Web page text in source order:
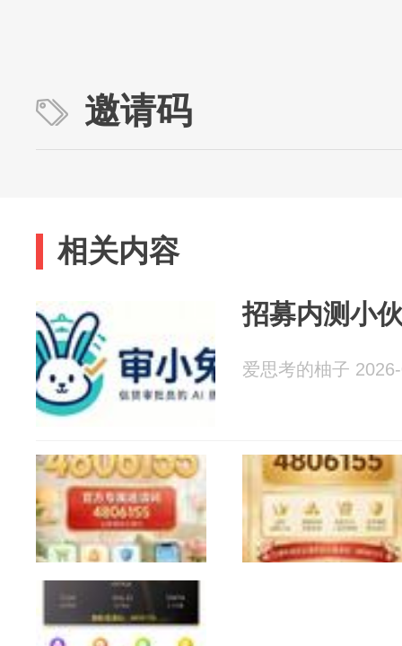
邀请码
相关内容
招募内测小
爱思考的柚子